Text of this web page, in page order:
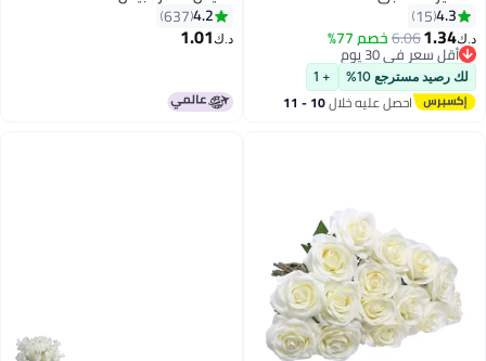
25x7.8Ø³Ù†ØªÙŠÙ…ØªØ±
4.3
15
د.ك‏1.34
6.06خصم 77%
أقل سعر في 30 يوم
أقل سعر في 30 يوم
لك رصيد مسترجع 10% + 1
احصل عليه خلال 10 - 11
اغسطس
4.2
637
د.ك‏1.01